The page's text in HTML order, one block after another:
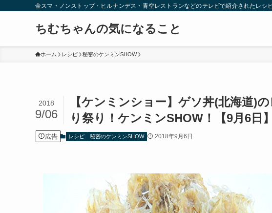
金スマ・ノンストップ・ヒルナンデス・青空レストランなどのテレビで紹介されたレシ
ちむちゃんの気になること
ホーム レシピ 秘密のケンミンSHOW
【ケンミンショー】ゲソ丼(北海道)
り祭り！ケンミンSHOW！【9月6日】
2018
9/06
広告 レシピ 秘密のケンミンSHOW 2018年9月6日